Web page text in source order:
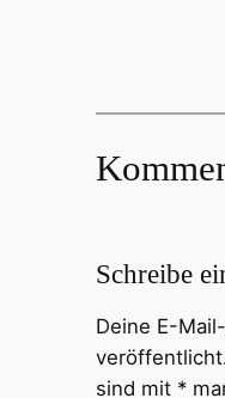
Schreibe
Deine E-
sind mit *